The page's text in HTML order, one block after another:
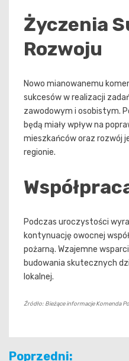
Życzenia
Rozwoju
Nowo mianowanemu
sukcesów w realizacji
zawodowym i osobistym.
będą miały wpływ na
mieszkańców oraz rozwój
regionie.
Podczas uroczystości
kontynuację owocnej
pożarną. Wzajemne
budowania skutecznych
lokalnej.
Źródło: Bieżące informacje Komenda
Nawigacja
Poprzedni: